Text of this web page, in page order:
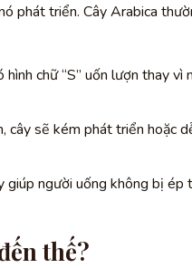
phát triển. Cây Arabica
chữ “S” uốn lượn thay vì
cây sẽ kém phát triển hoặc
giúp người uống không bị ép
thế?